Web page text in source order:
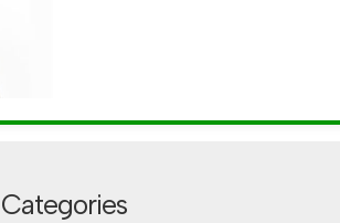
Categories